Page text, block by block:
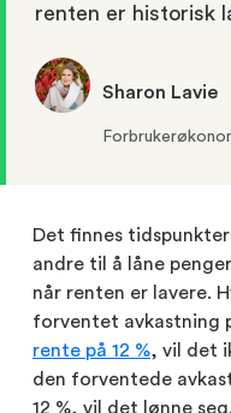
renten er historisk
Sharon Lavie
Det finnes
andre til å låne
når renten er lavere.
forventet avkastning
rente på 12 %, vil det
den forventede
12 %, vil det lønne